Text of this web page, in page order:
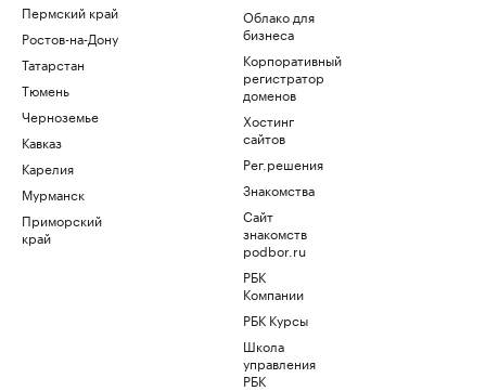
Пермский край
Ростов-на-Дону
Татарстан
Тюмень
Черноземье
Кавказ
Карелия
Мурманск
Приморский
край
Облако для
бизнеса
Корпоративный
регистратор
доменов
Хостинг
сайтов
Рег.решения
Знакомства
Сайт
знакомств
podbor.ru
РБК
Компании
РБК Курсы
Школа
управления
РБК